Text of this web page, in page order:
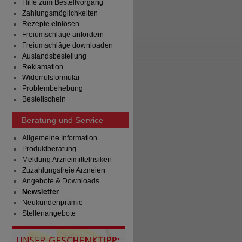
Hilfe zum Bestellvorgang
Zahlungsmöglichkeiten
Rezepte einlösen
Freiumschläge anfordern
Freiumschläge downloaden
Auslandsbestellung
Reklamation
Widerrufsformular
Problembehebung
Bestellschein
Beratung und Service
Allgemeine Information
Produktberatung
Meldung Arzneimittelrisiken
Zuzahlungsfreie Arzneien
Angebote & Downloads
Newsletter
Neukundenprämie
Stellenangebote